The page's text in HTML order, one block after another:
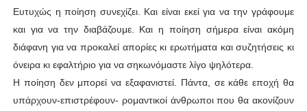
Ευτυχώς η ποίηση συνεχίζει. Και είναι εκεί για να την γράφουμε
και για να την διαβάζουμε. Και η ποίηση σήμερα είναι ακόμη
διάφανη για να προκαλεί απορίες κι ερωτήματα και συζητήσεις κι
όνειρα κι εφαλτήριο για να σηκωνόμαστε λίγο ψηλότερα.
Η ποίηση δεν μπορεί να εξαφανιστεί. Πάντα, σε κάθε εποχή θα
υπάρχουν-επιστρέφουν- ρομαντικοί άνθρωποι που θα ακονίζουν